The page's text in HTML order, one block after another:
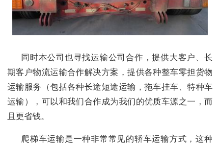
同时本公司也寻找运输公司合作，提供大客户、长
期客户物流运输合作解决方案，提供各种整车零担货物
运输服务（包括各种长途短途运输，拖车挂车、特种车
运输），可以和我们合作成为我们的优质车源之一，而
且更省钱。
爬梯车运输是一种非常常见的轿车运输方式，这种